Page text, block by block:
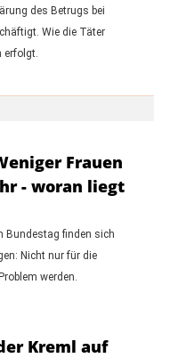
des Betrugs bei
Wie die Täter
erfolgt.
Frauen
- woran liegt
Bundestag finden sich
Nicht nur für die
werden.
Kreml auf